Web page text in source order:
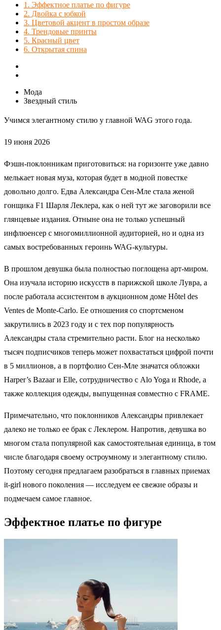
1. Эффектное платье по фигуре
2. Двойка с юбкой
3. Цветовой акцент в простом образе
4. Трендовые принты
5. Красный цвет
6. Открытая спина
Мода
Звездный стиль
Учимся элегантному стилю у главной WAG этого года.
19 июня 2026
Фэшн-поклонникам приготовиться: на горизонте уже давно
мелькает новая муза, которая будет в модной повестке
довольно долго. Едва Александра Сен-Мле стала женой
гонщика F1 Шарля Леклера, как о ней тут же заговорили все
глянцевые издания. Отныне она не только успешный
инфлюенсер с многомиллионной аудиторией, но и одна из
самых востребованных героинь WAG-культуры.
В прошлом девушка была полностью поглощена арт-миром.
Она изучала историю искусств в парижской школе Лувра, а
после работала ассистентом в аукционном доме Hôtel des
Ventes de Monte-Carlo. Ее отношения со спортсменом
закрутились в 2023 году и с тех пор популярность
Александры стала стремительно расти. Блог на несколько
тысяч подписчиков теперь может похвастаться цифрой почти
в 5 миллионов, а в портфолио Сен-Мле значатся обложки
Harper’s Bazaar и Elle, сотрудничество с Alo Yoga и Rhode, а
также коллекция одежды, выпущенная совместно с FRAME.
Примечательно, что поклонников Александры привлекает
далеко не только ее брак с Леклером. Напротив, девушка во
многом стала популярной как самостоятельная единица, в том
числе благодаря своему остроумному и элегантному стилю.
Поэтому сегодня предлагаем разобраться в главных приемах
it-girl нового поколения — исследуем ее свежие образы и
подмечаем самое главное.
Эффектное платье по фигуре